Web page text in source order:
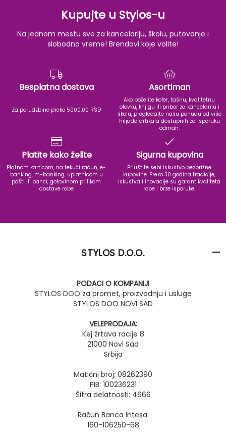
Kupujte u Stylos-u
Na jednom mestu sve za kancelariju, školu, putovanje i
slobodno vreme! Brendovi koje volite!
Besplatna dostava
Za porudzbine preko 5000,00 RSD
Asortiman
Ako poželite kofer, tašnu, kvalitetnu
olovku, knjigu ili pribor za kancelariju i
školu, pregledajte našu ponudu od više
hiljada artikala dostupnih za isporuku
odmah.
Platite kako želite
Platnom karticom, na tekući račun, e-
banking, m-banking, uplatnicom u
pošti ili banci, gotovinom prilikom
dostave robe
Sigurna kupovina
Priuštite sebi iskustvo bezbrižne
kupovine. Preko 30 godina tradicije,
iskustva i inovacije su garant kvaliteta
robe i brze isporuke.
STYLOS D.O.O.
PODACI O KOMPANIJI
STYLOS DOO za promet, proizvodnju i usluge
STYLOS DOO NOVI SAD
VELEPRODAJA:
Kej žrtava racije 8
21000 Novi Sad
Srbija
Matični broj: 08262390
PIB: 100236231
Šifra delatnosti: 4666
Račun Banca Intesa:
160-106250-68